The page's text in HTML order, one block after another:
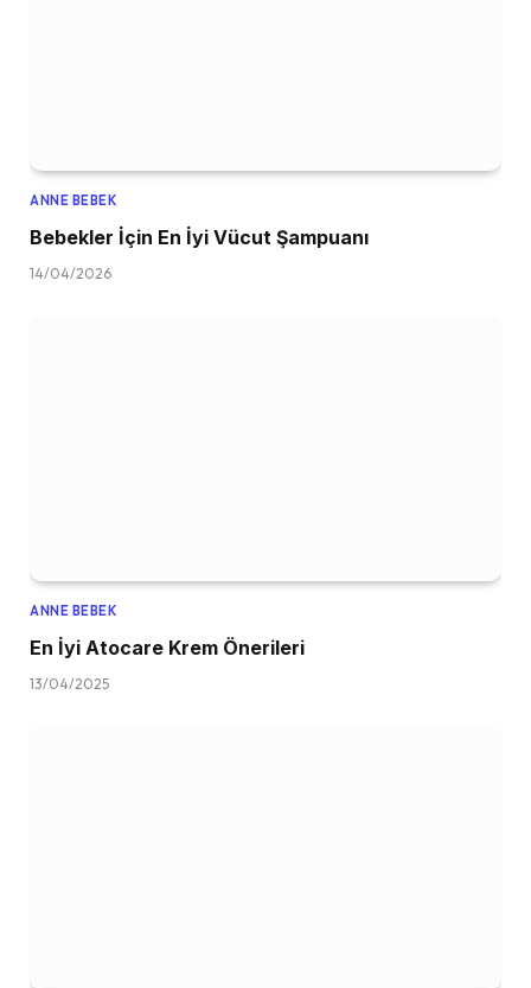
ANNE BEBEK
Bebekler İçin En İyi Vücut Şampuanı
14/04/2026
ANNE BEBEK
En İyi Atocare Krem Önerileri
13/04/2025